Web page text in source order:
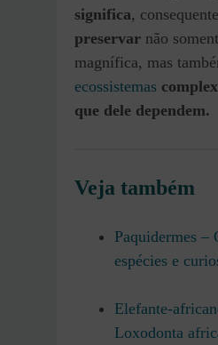
significa,
preservar não
magnífica, mas
ecossistemas
que dele dependem.
Veja também
Paquidermes –
espécies e
Elefante-
Loxodonta